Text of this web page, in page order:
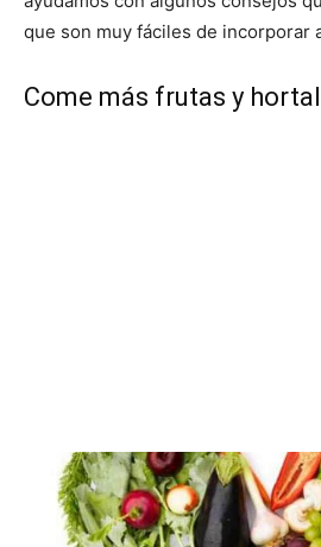
que son muy fáciles de incorporar
Come más frutas y